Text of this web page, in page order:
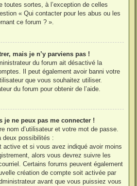
toutes sortes, à l’exception de celles
« Qui contacter pour les abus ou les
ce forum ? ».
mais je n’y parviens pas !
du forum ait désactivé la
Il peut également avoir banni votre
que vous souhaitez utiliser.
du forum pour obtenir de l’aide.
je ne peux pas me connecter !
nom d’utilisateur et votre mot de passe.
deux possibilités :
active et si vous avez indiqué avoir moins
alors vous devrez suivre les
Certains forums peuvent également
création de compte soit activée par
avant que vous puissiez vous